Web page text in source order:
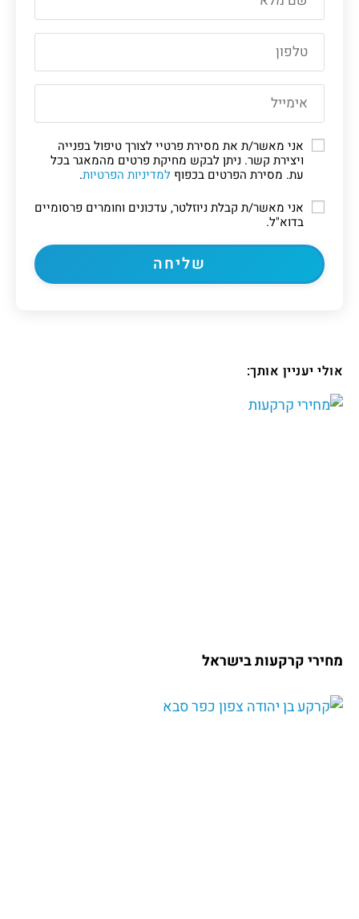
אני מאשר/ת את מסירת פרטיי לצורך טיפול בפנייה
ויצירת קשר. ניתן לבקש מחיקת פרטים מהמאגר בכל
עת. מסירת הפרטים בכפוף למדיניות הפרטיות.
אני מאשר/ת קבלת ניוזלטר, עדכונים וחומרים פרסומיים
בדוא"ל.
אולי יעניין אותך:
מחירי קרקעות בישראל